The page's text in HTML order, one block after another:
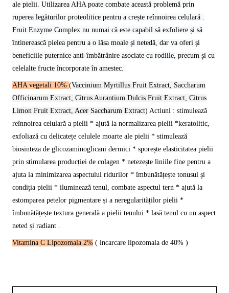
ale pielii. Utilizarea AHA poate combate această problemă prin
ruperea legăturilor proteolitice pentru a crește reînnoirea celulară .
Fruit Enzyme Complex nu numai că este capabil să exfoliere și să
întinerească pielea pentru a o lăsa moale și netedă, dar va oferi și
beneficiile puternice anti-îmbătrânire asociate cu rodiile, precum și cu
celelalte fructe încorporate în amestec.
AHA vegetali 10% (Vaccinium Myrtillus Fruit Extract, Saccharum
Officinarum Extract, Citrus Aurantium Dulcis Fruit Extract, Citrus
Limon Fruit Extract, Acer Saccharum Extract) Actiuni : stimulează
reînnoirea celulară a pielii * ajută la normalizarea pielii *keratolitic,
exfoliază cu delicatețe celulele moarte ale pielii * stimulează
biosinteza de glicozaminoglicani dermici * sporește elasticitatea pielii
prin stimularea producției de colagen * netezește liniile fine pentru a
ajuta la minimizarea aspectului ridurilor * îmbunătățește tonusul și
condiția pielii * iluminează tenul, combate aspectul tern * ajută la
estomparea petelor pigmentare și a neregularităților pielii *
îmbunătățește textura generală a pielii tenului * lasă tenul cu un aspect
neted și radiant .
Vitamina C Lipozomala 2% ( incarcare lipozomala de 40% )